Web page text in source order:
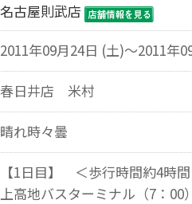
名古屋則武店
2011年09月24日 (土)～2011年
春日井店 米村
晴れ時々曇
【1日目】 ＜歩行時間約4時
上高地バスターミナル（7：